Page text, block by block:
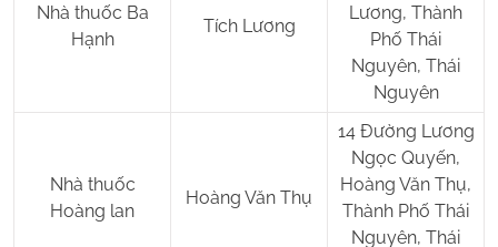
Nhà thuốc Ba
Hạnh
Tích Lương
Lương, Thành
Phố Thái
Nguyên, Thái
Nguyên
Nhà thuốc
Hoàng lan
Hoàng Văn Thụ
14 Đường Lương
Ngọc Quyến,
Hoàng Văn Thụ,
Thành Phố Thái
Nguyên, Thái